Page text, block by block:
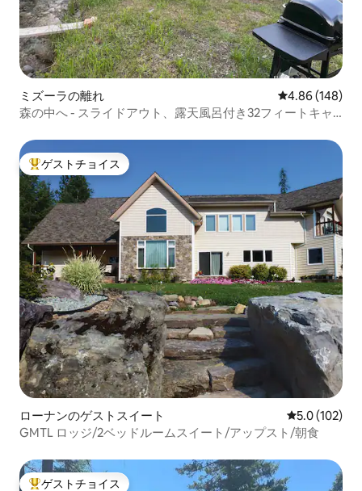
ミズーラの離れ レビュー148
4.86 (148)
森の中へ - スライドアウト、露天風呂付き32フィートキャ
大好評のゲストチョイスです。
ゲストチョイス
ローナンのゲストスイート レビュー102
5.0 (102)
GMTL ロッジ/2ベッドルームスイート/アップスト/朝食
ゲストチョイス